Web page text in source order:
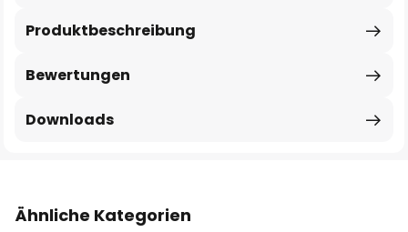
Produktbeschreibung
Bewertungen
Downloads
Ähnliche Kategorien